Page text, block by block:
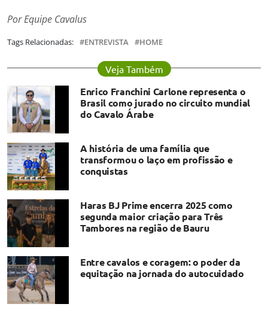
Por Equipe Cavalus
Tags Relacionadas: ENTREVISTA HOME
Veja Também
Enrico Franchini Carlone representa o
Brasil como jurado no circuito mundial
do Cavalo Árabe
A história de uma família que
transformou o laço em profissão e
conquistas
Haras BJ Prime encerra 2025 como
segunda maior criação para Três
Tambores na região de Bauru
Entre cavalos e coragem: o poder da
equitação na jornada do autocuidado